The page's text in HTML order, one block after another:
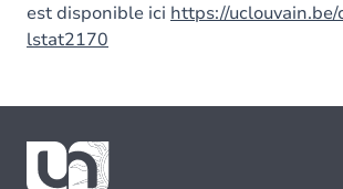
est disponible ici https://uclouvain.be/
lstat2170